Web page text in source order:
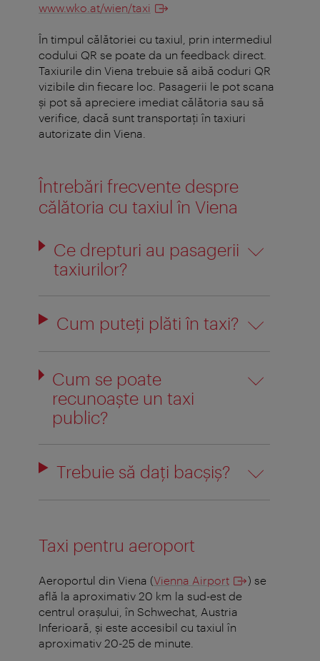
www.wko.at/wien/taxi
În timpul călătoriei cu taxiul, prin intermediul
codului QR se poate da un feedback direct.
Taxiurile din Viena trebuie să aibă coduri QR
vizibile din fiecare loc. Pasagerii le pot scana
şi pot să apreciere imediat călătoria sau să
verifice, dacă sunt transportați în taxiuri
autorizate din Viena.
Întrebări frecvente despre
călătoria cu taxiul în Viena
Ce drepturi au pasagerii
taxiurilor?
Cum puteţi plăti în taxi?
Cum se poate
recunoaşte un taxi
public?
Trebuie să daţi bacşiş?
Taxi pentru aeroport
Aeroportul din Viena (Vienna Airport
) se
află la aproximativ 20 km la sud-est de
centrul orașului, în Schwechat, Austria
Inferioară, și este accesibil cu taxiul în
aproximativ 20-25 de minute.